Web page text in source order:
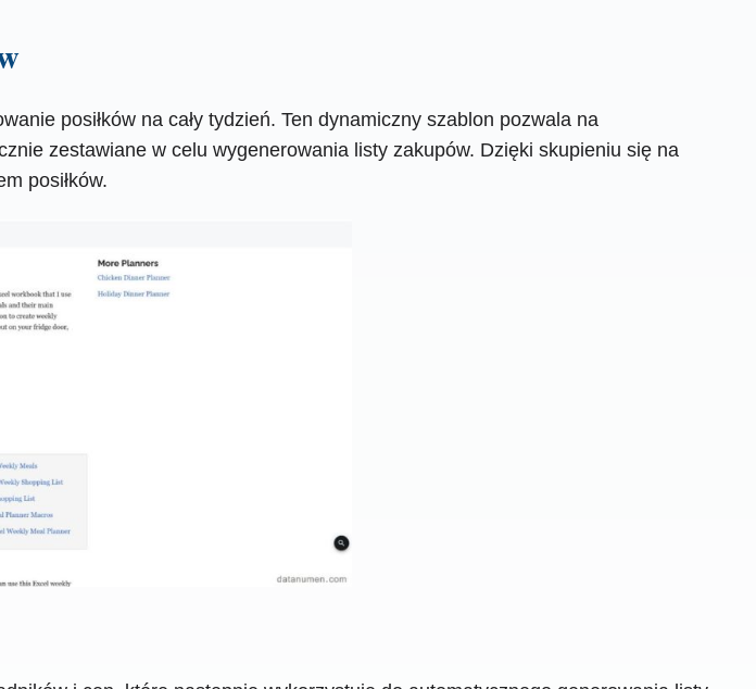
posiłków na cały tydzień. Ten dynamiczny szablon pozwala na
zestawiane w celu wygenerowania listy zakupów. Dzięki skupieniu się na
posiłków.